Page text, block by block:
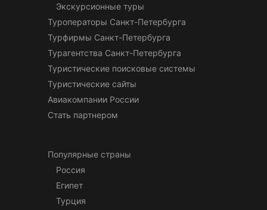
Экскурсионные туры
Туроператоры Санкт-Петербурга
Турфирмы Санкт-Петербурга
Турагентства Санкт-Петербурга
Туристические поисковые системы
Туристические сайты
Авиакомпании России
Стать партнером
Популярные страны
Россия
Египет
Турция